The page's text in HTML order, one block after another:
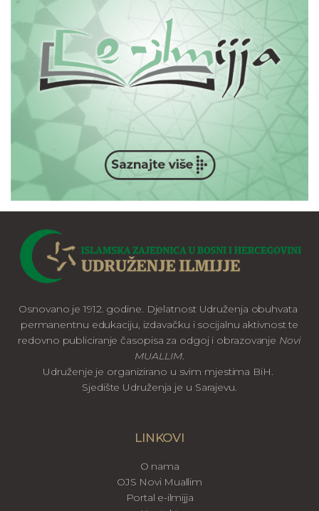
Osnovano je 1912. godine. Djelatnost Udruženja obuhvata
permanentnu edukaciju, izdavačku i socijalnu aktivnost te
redovno publiciranje časopisa za odgoj i obrazovanje Novi
MUALLIM.
Udruženje je organizirano u svim mjestima BiH.
Sjedište Udruženja je u Sarajevu.
LINKOVI
O nama
OJS Novi Muallim
Portal e-ilmijja